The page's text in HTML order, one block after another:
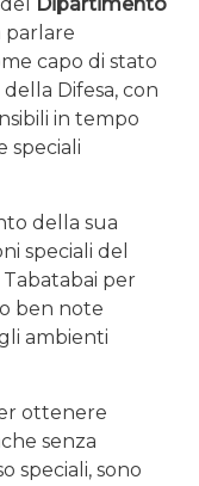
parlare
capo di stato
Difesa, con
in tempo
speciali
della sua
speciali del
per
ben note
ambienti
ottenere
senza
speciali, sono